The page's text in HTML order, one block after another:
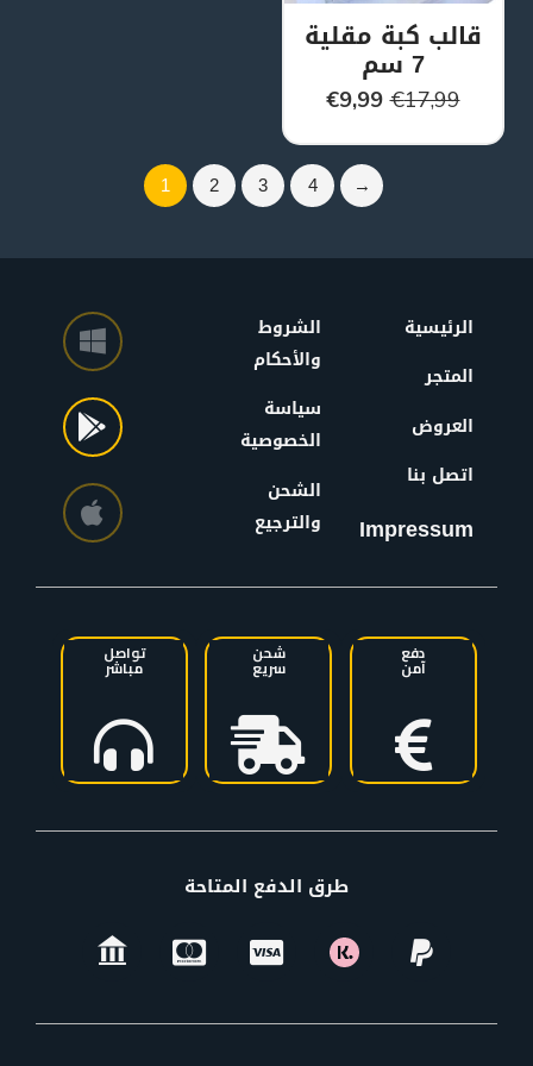
قالب كبة مقلية
7 سم
€17,99
€9,99
1 2 3 4 →
الرئيسية
المتجر
العروض
اتصل بنا
Impressum
الشروط
والأحكام
سياسة
الخصوصية
الشحن
والترجيع
دفع
آمن
شحن
سريع
تواصل
مباشر
طرق الدفع المتاحة